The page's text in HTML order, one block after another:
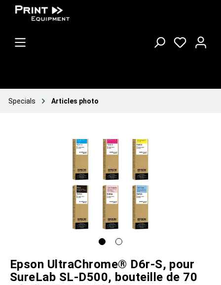
Specials Articles photo
Epson UltraChrome® D6r-S, pour
SureLab SL-D500, bouteille de 70